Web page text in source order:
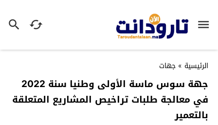
الرئيسية » جهات
جهة سوس ماسة الأولى وطنيا سنة 2022
في معالجة طلبات تراخيص المشاريع المتعلقة
بالتعمير